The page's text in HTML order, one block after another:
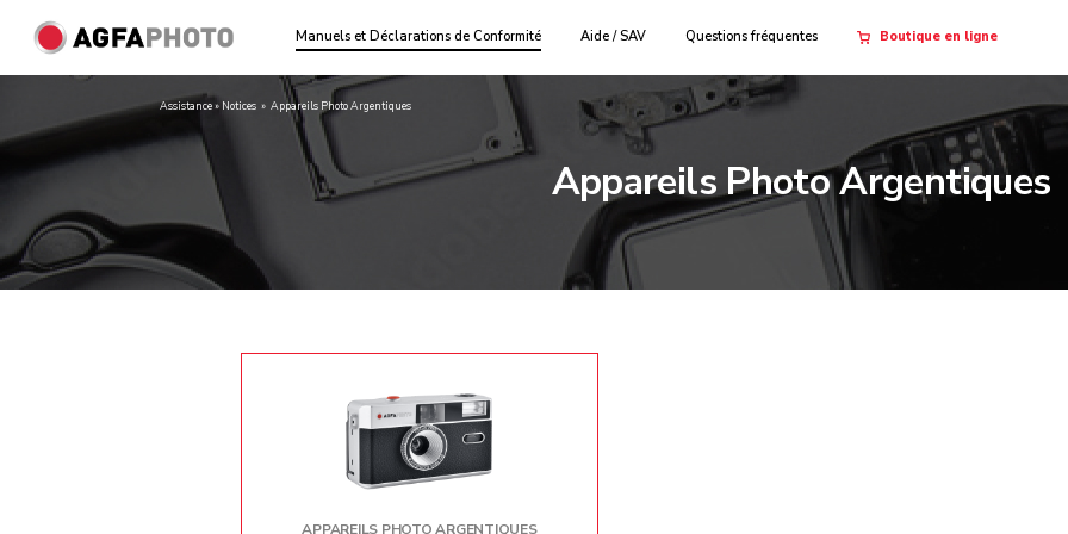
Manuels et Déclarations de Conformité Aide / SAV Questions fréquentes Boutique en ligne
Assistance » Notices » Appareils Photo Argentiques
Appareils Photo Argentiques
APPAREILS PHOTO ARGENTIQUES